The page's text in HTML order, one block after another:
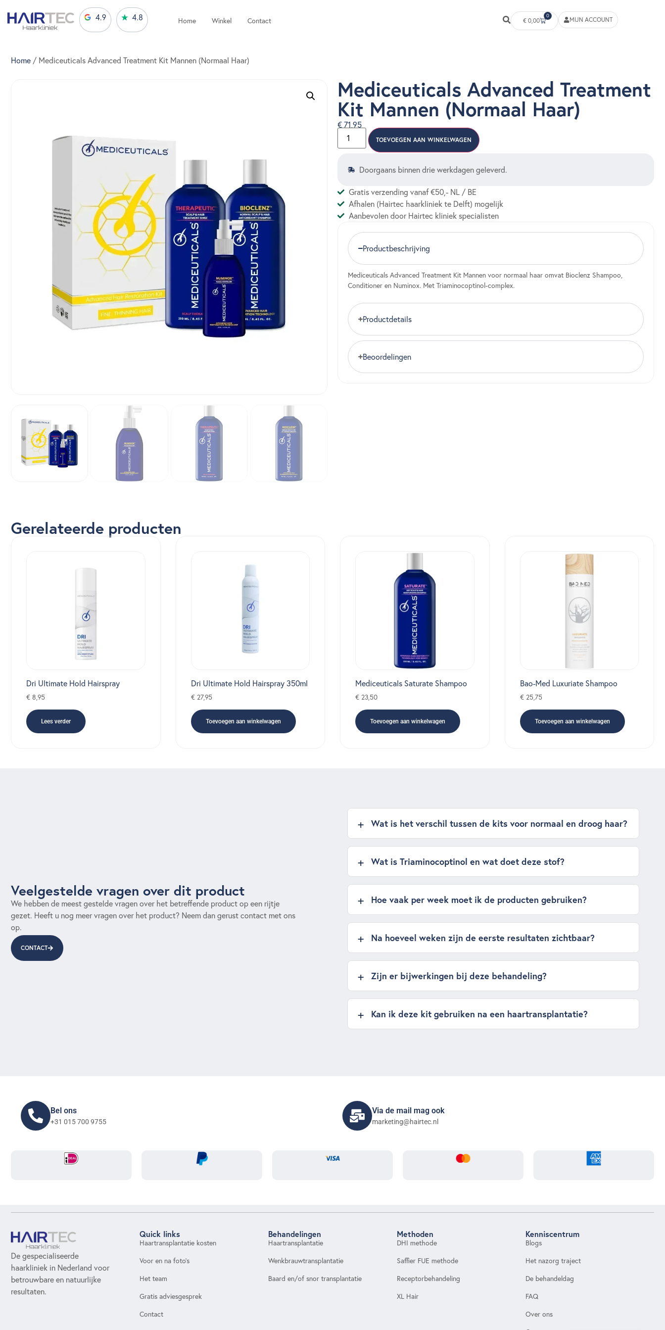
4.9 4.8 Home Winkel Contact €0,00
0
MIJN ACCOUNT
Home / Mediceuticals Advanced Treatment Kit Mannen (Normaal Haar)
Mediceuticals Advanced Treatment
Kit Mannen (Normaal Haar)
€ 71,95
TOEVOEGEN AAN WINKELWAGEN
Doorgaans binnen drie werkdagen geleverd.
Gratis verzending vanaf €50,- NL / BE
Afhalen (Hairtec haarkliniek te Delft) mogelijk
Aanbevolen door Hairtec kliniek specialisten
Productbeschrijving
Mediceuticals Advanced Treatment Kit Mannen voor normaal haar omvat Bioclenz Shampoo,
Conditioner en Numinox. Met Triaminocoptinol-complex.
Productdetails
Beoordelingen
Gerelateerde producten
Dri Ultimate Hold Hairspray
€ 8,95
Lees verder
Dri Ultimate Hold Hairspray 350ml
€27,95
Toevoegen aan winkelwagen
Mediceuticals Saturate Shampoo
€ 23,50
Toevoegen aan winkelwagen
Bao-Med Luxuriate Shampoo
€25,75
Toevoegen aan winkelwagen
Veelgestelde vragen over dit product
We hebben de meest gestelde vragen over het betreffende product op een rijtje
gezet. Heeft u nog meer vragen over het product? Neem dan gerust contact met ons
op.
CONTACT
Wat is het verschil tussen de kits voor normaal en droog haar?
Wat is Triaminocoptinol en wat doet deze stof?
Hoe vaak per week moet ik de producten gebruiken?
Na hoeveel weken zijn de eerste resultaten zichtbaar?
Zijn er bijwerkingen bij deze behandeling?
Kan ik deze kit gebruiken na een haartransplantatie?
Bel ons
+31 015 700 9755
Via de mail mag ook
marketing@hairtec.nl
De gespecialiseerde
haarkliniek in Nederland voor
betrouwbare en natuurlijke
resultaten.
Quick links
Haartransplantatie kosten
Voor en na foto's
Het team
Gratis adviesgesprek
Contact
Behandelingen
Haartransplantatie
Wenkbrauwtransplantatie
Baard en/of snor transplantatie
Methoden
DHI methode
Saffier FUE methode
Receptorbehandeling
XL Hair
Kenniscentrum
Blogs
Het nazorg traject
De behandeldag
FAQ
Over ons